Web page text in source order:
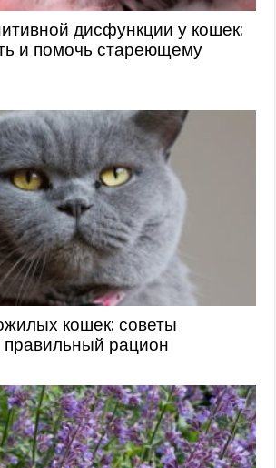
дисфункции у кошек:
и помочь стареющему
кошек: советы
правильный рацион